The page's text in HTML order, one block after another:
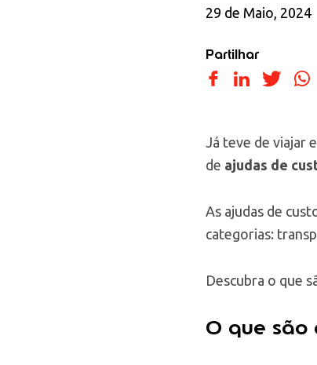
29 de Maio, 2024
Partilhar
Já teve de viajar
de ajudas de
As ajudas de
categorias:
Descubra o que
O que são